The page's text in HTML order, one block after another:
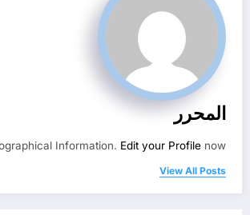
المحرر
Information. Edit your Profile now.
View All Posts